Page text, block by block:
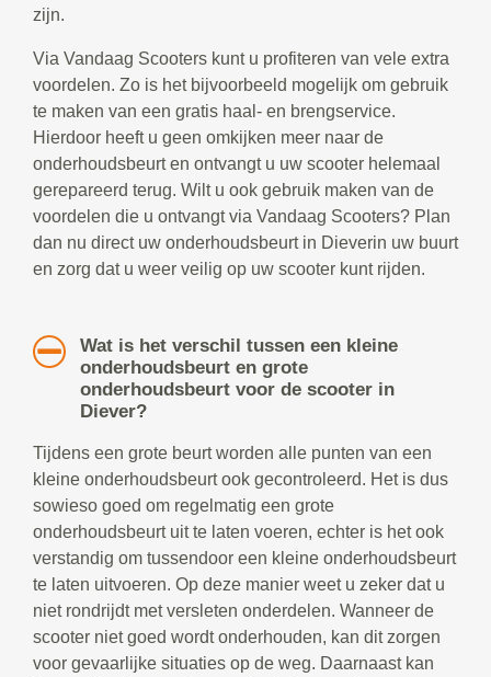
zijn.
Via Vandaag Scooters kunt u profiteren van vele extra
voordelen. Zo is het bijvoorbeeld mogelijk om gebruik
te maken van een gratis haal- en brengservice.
Hierdoor heeft u geen omkijken meer naar de
onderhoudsbeurt en ontvangt u uw scooter helemaal
gerepareerd terug. Wilt u ook gebruik maken van de
voordelen die u ontvangt via Vandaag Scooters? Plan
dan nu direct uw onderhoudsbeurt in Dieverin uw buurt
en zorg dat u weer veilig op uw scooter kunt rijden.
Wat is het verschil tussen een kleine
onderhoudsbeurt en grote
onderhoudsbeurt voor de scooter in
Diever?
Tijdens een grote beurt worden alle punten van een
kleine onderhoudsbeurt ook gecontroleerd. Het is dus
sowieso goed om regelmatig een grote
onderhoudsbeurt uit te laten voeren, echter is het ook
verstandig om tussendoor een kleine onderhoudsbeurt
te laten uitvoeren. Op deze manier weet u zeker dat u
niet rondrijdt met versleten onderdelen. Wanneer de
scooter niet goed wordt onderhouden, kan dit zorgen
voor gevaarlijke situaties op de weg. Daarnaast kan